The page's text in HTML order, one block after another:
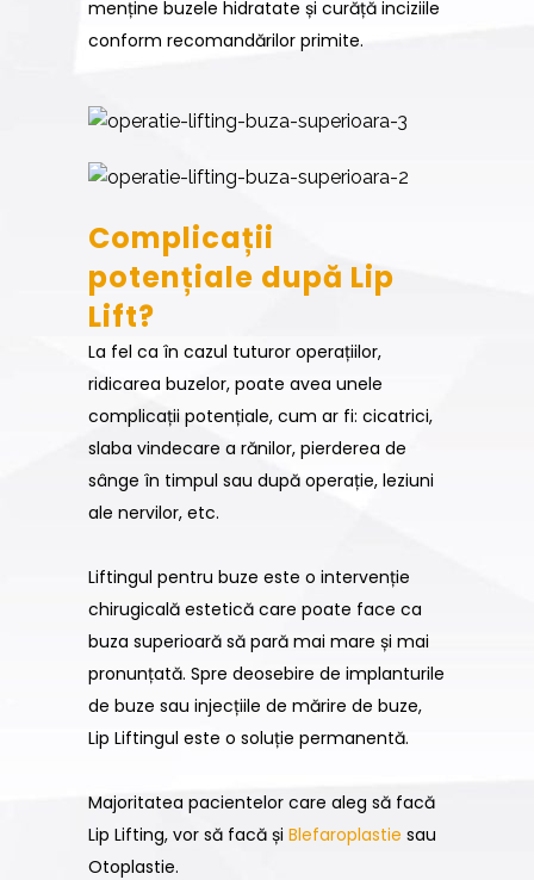
menține buzele hidratate și curăță inciziile
conform recomandărilor primite.
Complicații
potențiale după Lip
Lift?
La fel ca în cazul tuturor operațiilor,
ridicarea buzelor, poate avea unele
complicații potențiale, cum ar fi: cicatrici,
slaba vindecare a rănilor, pierderea de
sânge în timpul sau după operație, leziuni
ale nervilor, etc.
Liftingul pentru buze este o intervenție
chirugicală estetică care poate face ca
buza superioară să pară mai mare și mai
pronunțată. Spre deosebire de implanturile
de buze sau injecțiile de mărire de buze,
Lip Liftingul este o soluție permanentă.
Majoritatea pacientelor care aleg să facă
Lip Lifting, vor să facă și Blefaroplastie sau
Otoplastie.